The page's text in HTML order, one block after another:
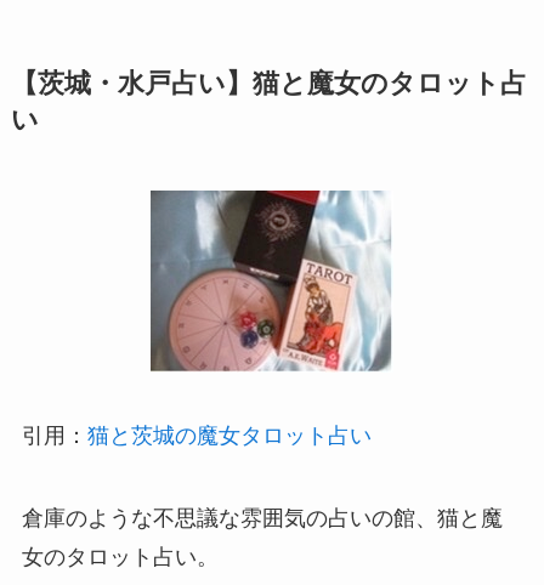
【茨城・水戸占い】猫と魔女のタロット占
い
引用： 猫と茨城の魔女タロット占い
倉庫のような不思議な雰囲気の占いの館、猫と魔
女のタロット占い。